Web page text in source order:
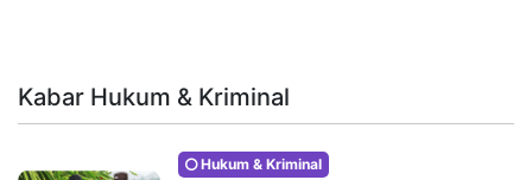
Kabar Hukum & Kriminal
Hukum & Kriminal